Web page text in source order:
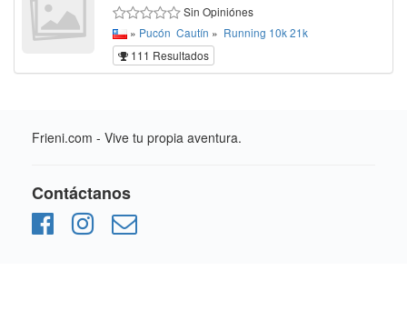
Sin Opiniónes
» Pucón Cautín » Running 10k21k
111 Resultados
Frieni.com - Vive tu propia aventura.
Contáctanos